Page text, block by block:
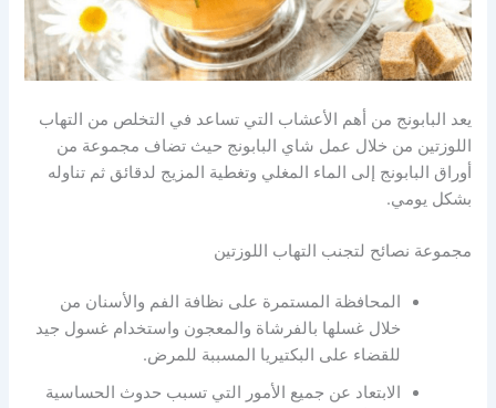
يعد البابونج من أهم الأعشاب التي تساعد في التخلص من التهاب
اللوزتين من خلال عمل شاي البابونج حيث تضاف مجموعة من
أوراق البابونج إلى الماء المغلي وتغطية المزيج لدقائق ثم تناوله
بشكل يومي.
مجموعة نصائح لتجنب التهاب اللوزتين
المحافظة المستمرة على نظافة الفم والأسنان من
خلال غسلها بالفرشاة والمعجون واستخدام غسول جيد
للقضاء على البكتيريا المسببة للمرض.
الابتعاد عن جميع الأمور التي تسبب حدوث الحساسية